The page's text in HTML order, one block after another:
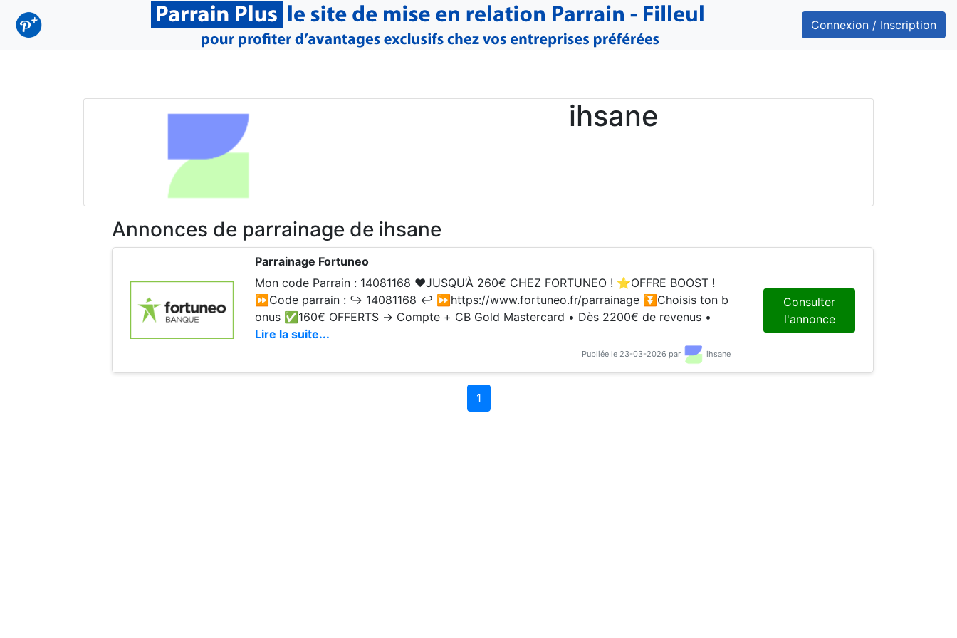
Connexion / Inscription
ihsane
Annonces de parrainage de ihsane
Parrainage Fortuneo
Mon code Parrain : 14081168 ❤️JUSQU’À 260€ CHEZ FORTUNEO ! ⭐OFFRE BOOST !
⏩Code parrain : ↪️ 14081168 ↩️ ⏩https://www.fortuneo.fr/parrainage ⏬Choisis ton b
onus ✅160€ OFFERTS → Compte + CB Gold Mastercard • Dès 2200€ de revenus •
Lire la suite...
Publiée le 23-03-2026 par ihsane
Consulter
l'annonce
1